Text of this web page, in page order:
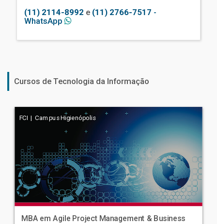
(11) 2114-8992 e (11) 2766-7517 -
WhatsApp
Cursos de Tecnologia da Informação
FCI | Campus Higienópolis
MBA em Agile Project Management & Business